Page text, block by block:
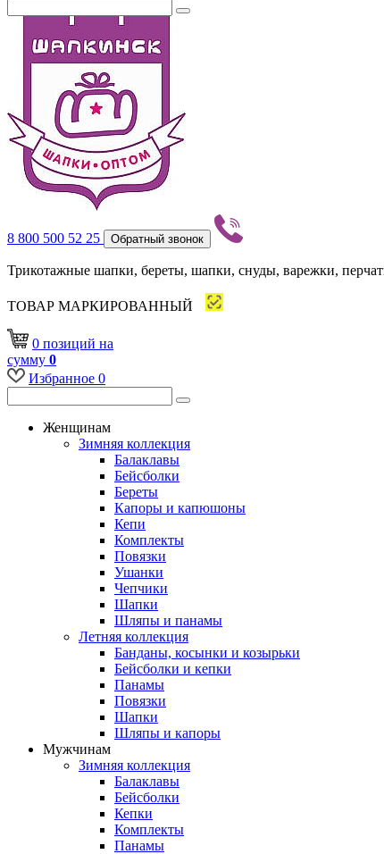
8 800 500 52 25 Обратный звонок
Трикотажные шапки, береты, шапки, снуды, варежки,
ТОВАР МАРКИРОВАННЫЙ
0 позиций на
сумму 0
Избранное 0
Женщинам
Зимняя коллекция
Балаклавы
Бейсболки
Береты
Капоры и капюшоны
Кепи
Комплекты
Повязки
Ушанки
Чепчики
Шапки
Шляпы и панамы
Летняя коллекция
Банданы, косынки и козырьки
Бейсболки и кепки
Панамы
Повязки
Шапки
Шляпы и капоры
Мужчинам
Зимняя коллекция
Балаклавы
Бейсболки
Кепки
Комплекты
Панамы